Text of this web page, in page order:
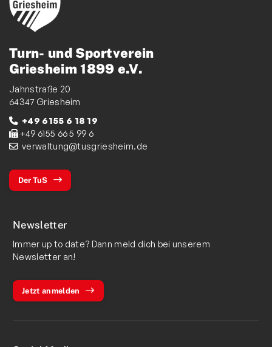
Turn- und Sportverein
Griesheim 1899 e.V.
Jahnstraße 20
64347 Griesheim
+49 6155 6 18 19
+49 6155 66 5 99 6
verwaltung@tusgriesheim.de
Der TuS
Newsletter
Immer up to date? Dann meld dich bei unserem
Newsletter an!
Jetzt anmelden